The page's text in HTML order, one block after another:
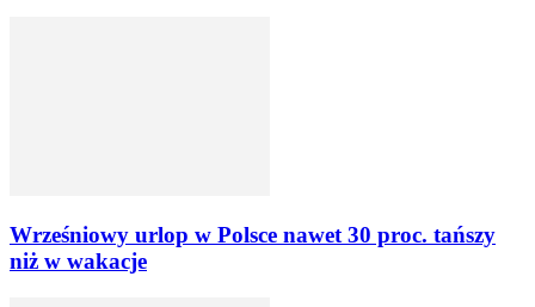
Wrześniowy urlop w Polsce nawet 30 proc. tańszy
niż w wakacje